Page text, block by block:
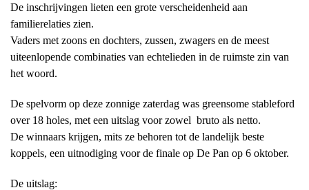
De inschrijvingen lieten een grote verscheidenheid aan
familierelaties zien.
Vaders met zoons en dochters, zussen, zwagers en de meest
uiteenlopende combinaties van echtelieden in de ruimste zin van
het woord.
De spelvorm op deze zonnige zaterdag was greensome stableford
over 18 holes, met een uitslag voor zowel bruto als netto.
De winnaars krijgen, mits ze behoren tot de landelijk beste
koppels, een uitnodiging voor de finale op De Pan op 6 oktober.
De uitslag: